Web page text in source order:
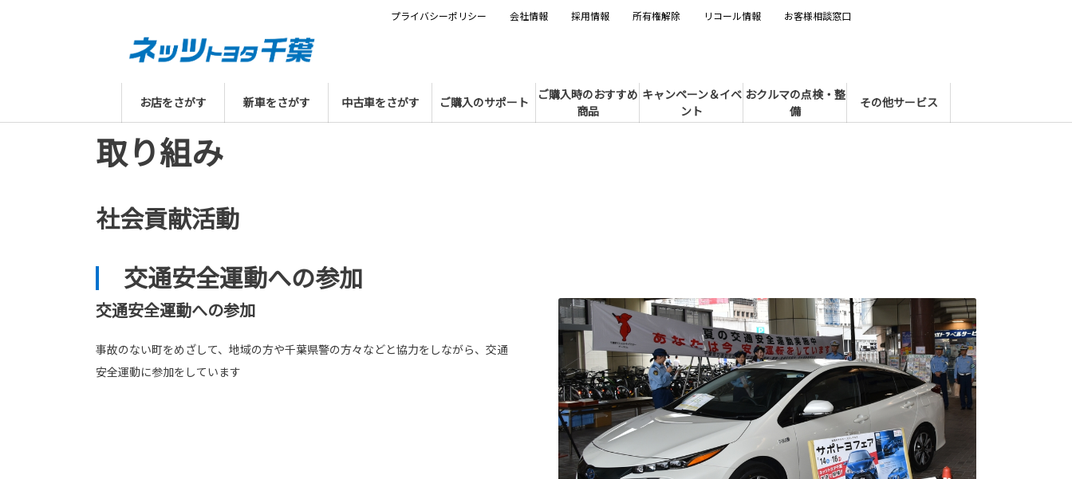
お店をさがす 新車をさがす 中古車をさがす ご購入のサポート
ご購入時のおすすめ
商品
キャンペーン＆イベ
ント
おクルマの点検・整
備
その他サービス
プライバシーポリシー 会社情報 採用情報 所有権解除 リコール情報 お客様相談窓口
取り組み
社会貢献活動
交通安全運動への参加
交通安全運動への参加
事故のない町をめざして、地域の方や千葉県警の方々などと協力をしながら、交通
安全運動に参加をしています